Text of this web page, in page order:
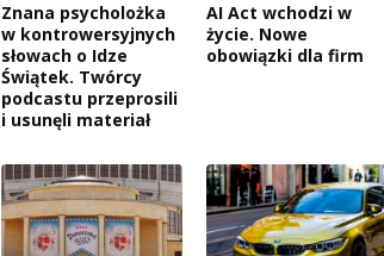
Znana psycholożka
w kontrowersyjnych
słowach o Idze
Świątek. Twórcy
podcastu przeprosili
i usunęli materiał
AI Act wchodzi w
życie. Nowe
obowiązki dla firm